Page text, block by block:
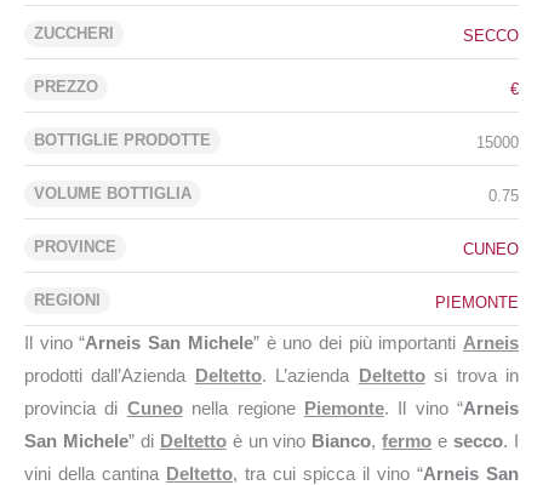
ZUCCHERI SECCO
PREZZO €
BOTTIGLIE PRODOTTE 15000
VOLUME BOTTIGLIA 0.75
PROVINCE CUNEO
REGIONI PIEMONTE
Il vino “Arneis San Michele” è uno dei più importanti Arneis
prodotti dall’Azienda Deltetto. L’azienda Deltettosi trova in
provincia di Cuneonella regione Piemonte. Il vino “Arneis
San Michele” di Deltettoè un vino Bianco,fermo esecco. I
vini della cantina Deltetto, tra cui spicca il vino “Arneis San